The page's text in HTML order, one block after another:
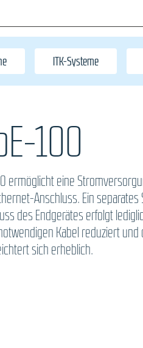
ITK-Systeme
100
ermöglicht eine
Anschluss. Ein separates
des Endgerätes erfolgt
Kabel reduziert und
sich erheblich.